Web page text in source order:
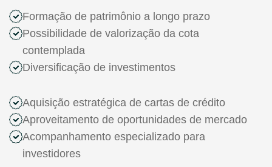
Formação de patrimônio a longo prazo
Possibilidade de valorização da cota
contemplada
Diversificação de investimentos
Aquisição estratégica de cartas de crédito
Aproveitamento de oportunidades de mercado
Acompanhamento especializado para
investidores